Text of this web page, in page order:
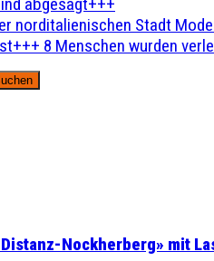
norditalienischen Stadt
8 Menschen wurden
Nockherberg» mit